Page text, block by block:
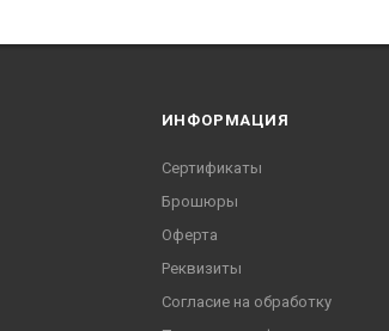
ИНФОРМАЦИЯ
Сертификаты
Брошюры
Оферта
Реквизиты
Согласие на обработку